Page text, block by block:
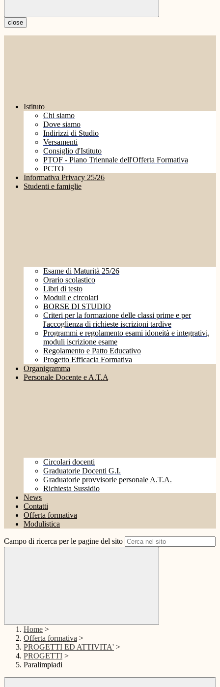
close
Istituto
Chi siamo
Dove siamo
Indirizzi di Studio
Versamenti
Consiglio d'Istituto
PTOF - Piano Triennale dell'Offerta Formativa
PCTO
Informativa Privacy 25/26
Studenti e famiglie
Esame di Maturità 25/26
Orario scolastico
Libri di testo
Moduli e circolari
BORSE DI STUDIO
Criteri per la formazione delle classi prime e per
l'accoglienza di richieste iscrizioni tardive
Programmi e regolamento esami idoneità e integrativi,
moduli iscrizione esame
Regolamento e Patto Educativo
Progetto Efficacia Formativa
Organigramma
Personale Docente e A.T.A
Circolari docenti
Graduatorie Docenti G.I.
Graduatorie provvisorie personale A.T.A.
Richiesta Sussidio
News
Contatti
Offerta formativa
Modulistica
Campo di ricerca per le pagine del sito
Home >
Offerta formativa >
PROGETTI ED ATTIVITA' >
PROGETTI >
Paralimpiadi